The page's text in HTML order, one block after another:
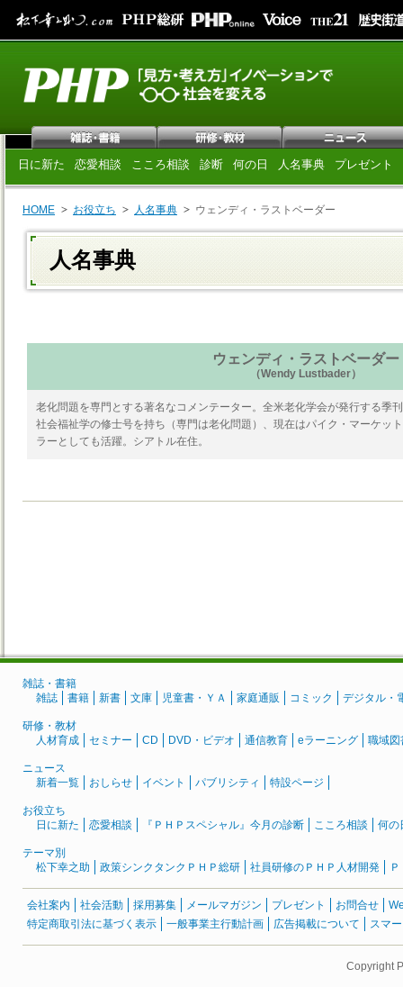
日に新た 恋愛相談 こころ相談 診断 何の日 人名事典 プレゼント
HOME お役立ち 人名事典 ウェンディ・ラストベーダー
人名事典
ウェンディ・ラストベーダー
（Wendy Lustbader）
老化問題を専門とする著名なコメンテーター。全米老化学会が発行する季
社会福祉学の修士号を持ち（専門は老化問題）、現在はパイク・マーケッ
ラーとしても活躍。シアトル在住。
雑誌・書籍
雑誌
書籍 新書 文庫 児童書・ＹＡ 家庭通販 コミック デジタル・
研修・教材
人材育成
セミナー CD DVD・ビデオ 通信教育 eラーニング 職域図
ニュース
新着一覧
おしらせ イベント パブリシティ 特設ページ
お役立ち
日に新た
恋愛相談 『ＰＨＰスペシャル』今月の診断 こころ相談 何の
テーマ別
松下幸之助
政策シンクタンクＰＨＰ総研 社員研修のＰＨＰ人材開発
会社案内 社会活動 採用募集 メールマガジン プレゼント お問合せ
特定商取引法に基づく表示
一般事業主行動計画 広告掲載について スマ
Copyright